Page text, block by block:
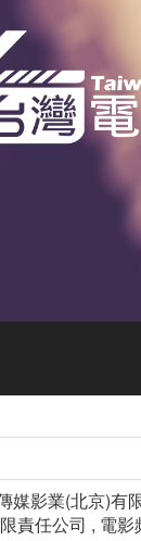
媒影業(北京)
責任公司 , 電